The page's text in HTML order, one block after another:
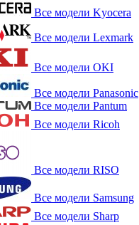
Все модели Kyocera
Все модели Lexmark
Все модели OKI
Все модели Panasonic
Все модели Pantum
Все модели Ricoh
Все модели RISO
Все модели Samsung
Все модели Sharp